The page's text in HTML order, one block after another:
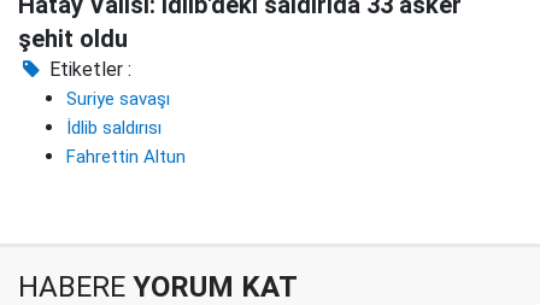
şehit oldu
Etiketler :
Suriye savaşı
İdlib saldırısı
Fahrettin Altun
HABERE YORUM KAT